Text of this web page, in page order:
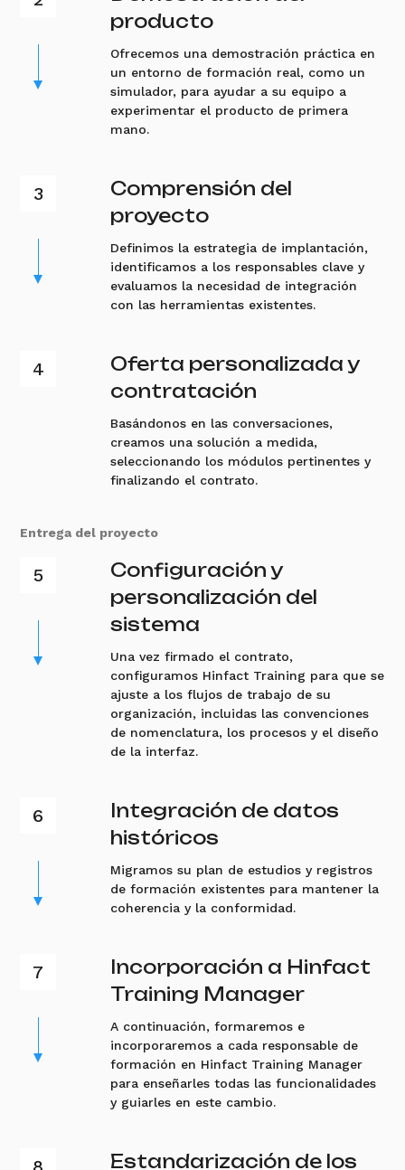
producto
Ofrecemos una demostración práctica en
un entorno de formación real, como un
simulador, para ayudar a su equipo a
experimentar el producto de primera
mano.
Comprensión del
proyecto
Definimos la estrategia de implantación,
identificamos a los responsables clave y
evaluamos la necesidad de integración
con las herramientas existentes.
Oferta personalizada y
contratación
Basándonos en las conversaciones,
creamos una solución a medida,
seleccionando los módulos pertinentes y
finalizando el contrato.
Entrega del proyecto
Configuración y
personalización del
sistema
Una vez firmado el contrato,
configuramos Hinfact Training para que se
ajuste a los flujos de trabajo de su
organización, incluidas las convenciones
de nomenclatura, los procesos y el diseño
de la interfaz.
Integración de datos
históricos
Migramos su plan de estudios y registros
de formación existentes para mantener la
coherencia y la conformidad.
Incorporación a Hinfact
Training Manager
A continuación, formaremos e
incorporaremos a cada responsable de
formación en Hinfact Training Manager
para enseñarles todas las funcionalidades
y guiarles en este cambio.
Estandarización de los